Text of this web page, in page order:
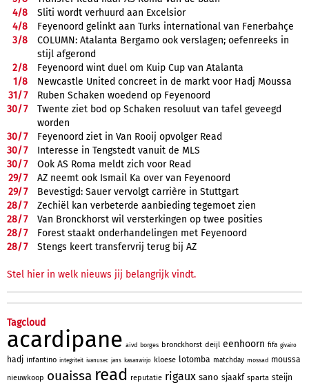
4/8
Sliti wordt verhuurd aan Excelsior
4/8
Feyenoord gelinkt aan Turks international van Fenerbahçe
3/8
COLUMN: Atalanta Bergamo ook verslagen; oefenreeks in
stijl afgerond
2/8
Feyenoord wint duel om Kuip Cup van Atalanta
1/8
Newcastle United concreet in de markt voor Hadj Moussa
31/7
Ruben Schaken woedend op Feyenoord
30/7
Twente ziet bod op Schaken resoluut van tafel geveegd
worden
30/7
Feyenoord ziet in Van Rooij opvolger Read
30/7
Interesse in Tengstedt vanuit de MLS
30/7
Ook AS Roma meldt zich voor Read
29/7
AZ neemt ook Ismail Ka over van Feyenoord
29/7
Bevestigd: Sauer vervolgt carrière in Stuttgart
28/7
Zechiël kan verbeterde aanbieding tegemoet zien
28/7
Van Bronckhorst wil versterkingen op twee posities
28/7
Forest staakt onderhandelingen met Feyenoord
28/7 Stengs keert transfervrij terug bij AZ
Stel hier in welk nieuws jij belangrijk vindt.
Tagcloud
acardipane aivd borges bronckhorst deijl eenhoorn fifa givairo
hadj infantino integriteit ivanusec jans kasanwirjo kloese lotomba matchday mossad moussa
nieuwkoop ouaissa read reputatie rigaux sano sjaakf sparta steijn